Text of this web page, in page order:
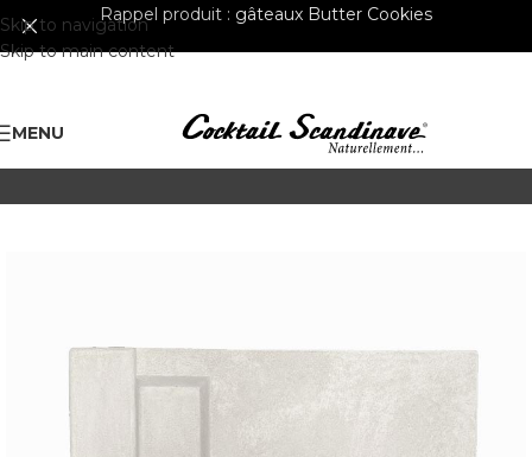
Skip to navigation
Skip to main content
Rappel produit : gâteaux Butter Cookies
MENU